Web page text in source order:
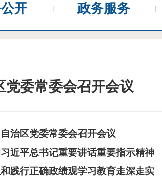
开 政务服务
党委常委会召开会议
自治区党委常委会召开会议
近平总书记重要讲话重要指示精神
践行正确政绩观学习教育走深走实